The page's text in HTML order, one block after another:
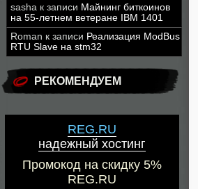
sasha к записи Майнинг биткоинов
на 55-летнем ветеране IBM 1401
Roman к записи Реализация ModBus
RTU Slave на stm32
РЕКОМЕНДУЕМ
REG.RU
надежный хостинг
Промокод на скидку 5%
REG.RU